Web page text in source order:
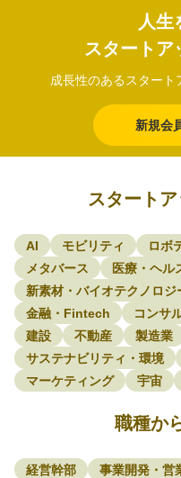
人生
スタートア
成長性のあるスター
新規会
スタート
AI モビリティ ロボ
メタバース
医療・ヘル
新素材・バイオテクノロジ
金融・Fintech
コンサ
建設
不動産 製造業
サステナビリティ・環境
マーケティング
宇宙
職種か
経営幹部 事業開発・営